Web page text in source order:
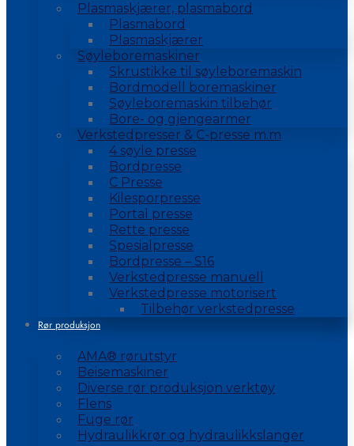
Plasmaskjærer, plasmabord
Plasmabord
Plasmaskjærer
Søyleboremaskiner
Skrustikke til søyleboremaskin
Bordmodell boremaskiner
Søyleboremaskin tilbehør
Bore- og gjengearmer
Verkstedpresser & C-presse m.m
4 søyle presse
Bordpresse
C Presse
Kilesporpresse
Portal presse
Rette presse
Spesialpresse
Bordpresse – S16
Verkstedpresse manuell
Verkstedpresse motorisert
Tilbehør verkstedpresse
Rør produksjon
AMA® rørutstyr
Beisemaskiner
Diverse rør produksjon verktøy
Flens
Fuge rør
Hydraulikkrør og hydraulikkslanger